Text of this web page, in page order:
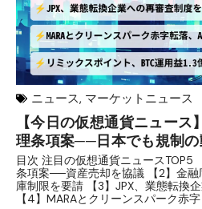
ニュース, マーケットニュース
【今日の仮想通貨ニュー
理条項案──日本でも規制の
目次 注目の仮想通貨ニュースTOP5
条項案──資産売却を協議 【2】金融
庫制限を要請 【3】JPX、業態転換
【4】MARAとクリーンスパーク赤